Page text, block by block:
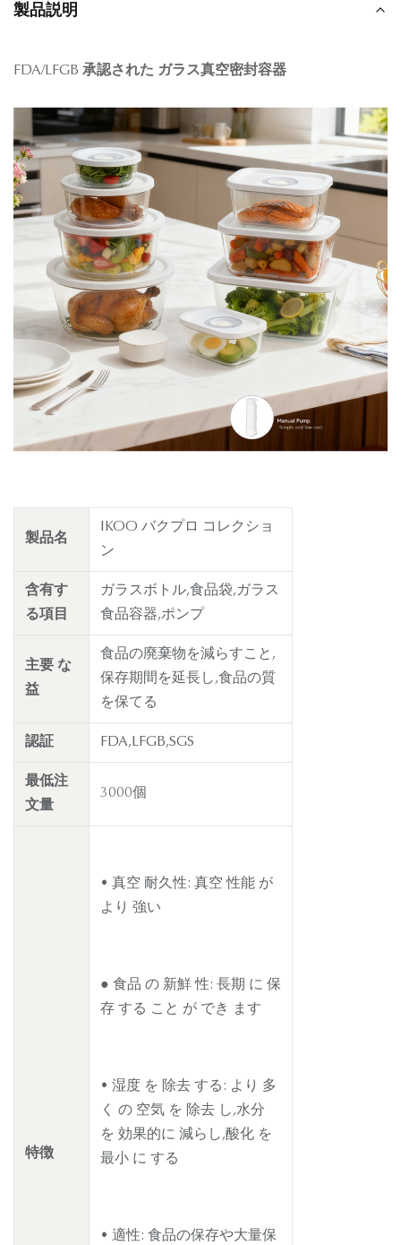
製品説明
FDA/LFGB 承認された ガラス真空密封容器
製品名
IKOO バクプロ コレクショ
ン
含有す
る項目
ガラスボトル,食品袋,ガラス
食品容器,ポンプ
主要 な
益
食品の廃棄物を減らすこと,
保存期間を延長し,食品の質
を保てる
認証 FDA,LFGB,SGS
最低注
文量
3000個
特徴
• 真空 耐久性: 真空 性能 が
より 強い
● 食品 の 新鮮 性: 長期 に 保
存 する こと が でき ます
• 湿度 を 除去 する: より 多
く の 空気 を 除去 し,水分
を 効果的に 減らし,酸化 を
最小 に する
• 適性: 食品の保存や大量保